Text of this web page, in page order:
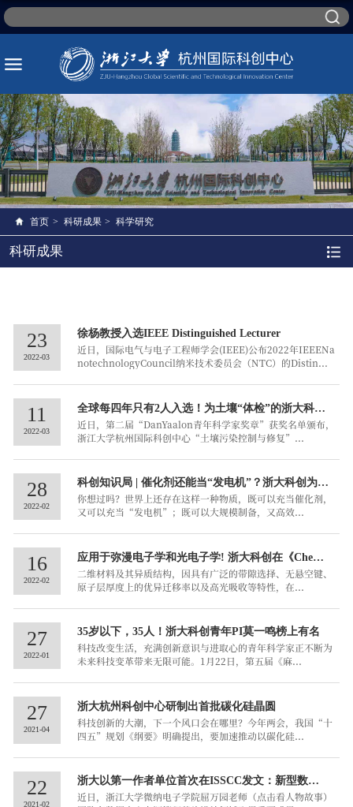
首页 > 科研成果 > 科学研究
科研成果
23
2022-03
徐杨教授入选IEEE Distinguished Lecturer
近日，国际电气与电子工程师学会(IEEE)公布2022年IEEENa
notechnologyCouncil纳米技术委员会（NTC）的Distin...
11
2022-03
全球每四年只有2人入选！为土壤“体检”的浙大科创
青年PI陈颂超...
近日，第二届“DanYaalon青年科学家奖章”获奖名单颁布，
浙江大学杭州国际科创中心“土壤污染控制与修复”...
28
2022-02
科创知识局 | 催化剂还能当“发电机”？浙大科创为你
来揭秘！
你想过吗？世界上还存在这样一种物质，既可以充当催化剂，
又可以充当“发电机”；既可以大规模制备，又高效...
16
2022-02
应用于弥漫电子学和光电子学! 浙大科创在《Chemi
cal Reviews》上...
二维材料及其异质结构，因具有广泛的带隙选择、无悬空键、
原子层厚度上的优异迁移率以及高光吸收等特性，在...
27
2022-01
35岁以下，35人！浙大科创青年PI莫一鸣榜上有名
科技改变生活，充满创新意识与进取心的青年科学家正不断为
未来科技变革带来无限可能。1月22日，第五届《麻...
27
2021-04
浙大杭州科创中心研制出首批碳化硅晶圆
科技创新的大潮，下一个风口会在哪里？今年两会，我国“十
四五”规划《纲要》明确提出，要加速推动以碳化硅...
22
2021-02
浙大以第一作者单位首次在ISSCC发文：新型数据
中心电源芯片来了...
近日，浙江大学微纳电子学院屈万园老师（点击看人物故事）